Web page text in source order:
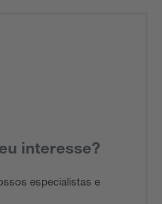
interesse?
especialistas e